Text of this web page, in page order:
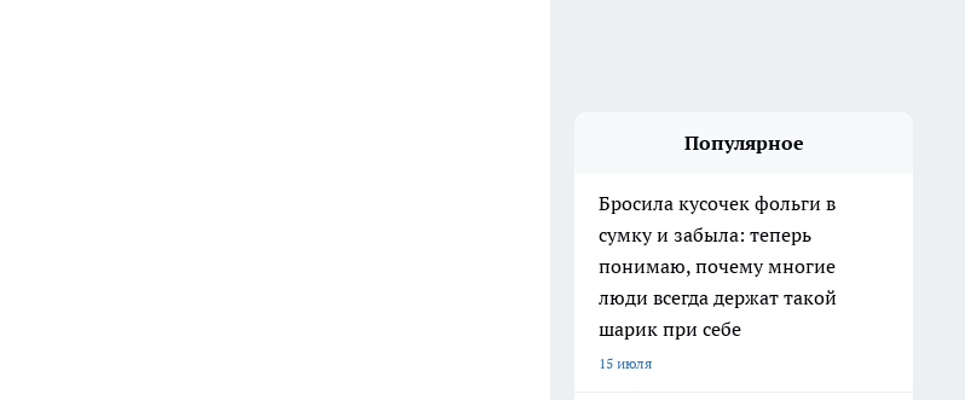
Популярное
Бросила кусочек фольги в
сумку и забыла: теперь
понимаю, почему многие
люди всегда держат такой
шарик при себе
15 июля